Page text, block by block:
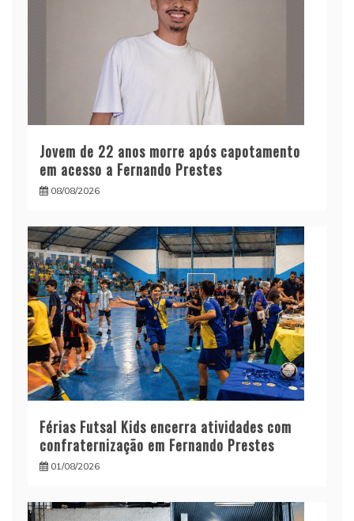
Jovem de 22 anos morre após capotamento
em acesso a Fernando Prestes
08/08/2026
Férias Futsal Kids encerra atividades com
confraternização em Fernando Prestes
01/08/2026